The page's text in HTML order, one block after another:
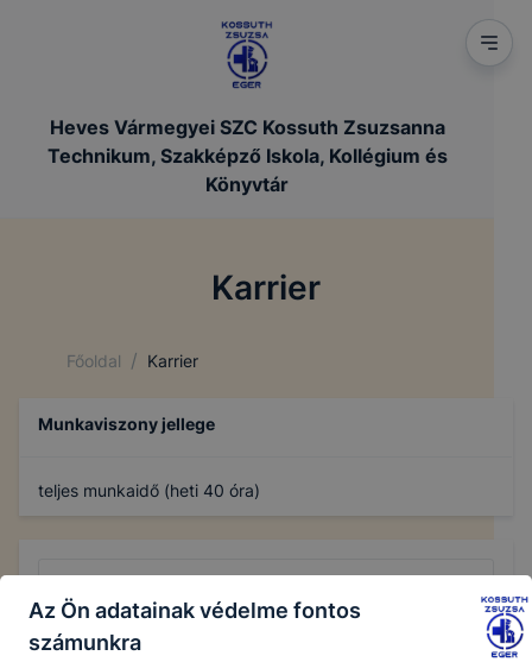
Heves Vármegyei SZC Kossuth Zsuzsanna
Technikum, Szakképző Iskola, Kollégium és
Könyvtár
Karrier
Főoldal / Karrier
Munkaviszony jellege
teljes munkaidő (heti 40 óra)
Adminisztratív (felnőttoktatás)
Az Ön adatainak védelme fontos
számunkra